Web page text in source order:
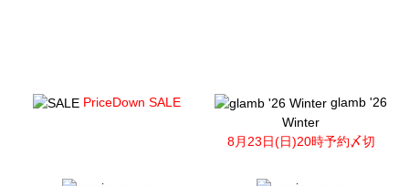
PriceDown SALE
glamb '26
Winter
8月23日(日)20時予約〆切